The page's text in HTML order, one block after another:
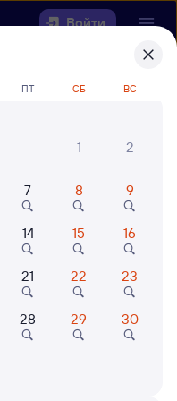
Войти
найтиж/д
Шафраново
42 млн путешествуют с
ПТ СБ ВС
1
2
7 8 9
14 15 16
21 22 23
28 29 30